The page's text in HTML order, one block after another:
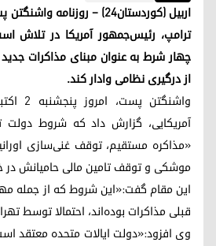
اربیل (کوردستان٢٤) –
ترامپ، رئیس‌جمهور آمریکا در تلاش
چهار شرط به عنوان مبنای مذاکرات
از درگیری نظامی وادار کند.
آمریکایی،‌ گزارش داد که شروط دولت
«مذاکره مستقیم، توقف غنی‌سازی
موشکی و توقف تامین مالی حامیانش در
این مقام گفت:«این شروط که از جمله
قبلی مذاکرات بوده‌اند، احتمالا توسط
وی افزود:«دولت ایالات متحده معتقد